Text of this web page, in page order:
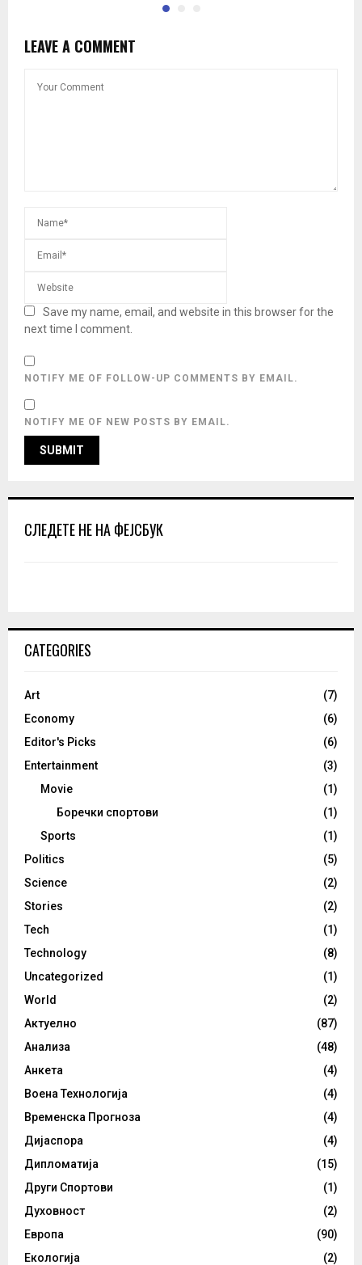
LEAVE A COMMENT
Save my name, email, and website in this browser for the
next time I comment.
NOTIFY ME OF FOLLOW-UP COMMENTS BY EMAIL.
NOTIFY ME OF NEW POSTS BY EMAIL.
СЛЕДЕТЕ НЕ НА ФЕЈСБУК
CATEGORIES
Art
(7)
Economy
(6)
Editor's Picks
(6)
Entertainment
(3)
Movie
(1)
Боречки спортови
(1)
Sports
(1)
Politics
(5)
Science
(2)
Stories
(2)
Tech
(1)
Technology
(8)
Uncategorized
(1)
World
(2)
Актуелно
(87)
Анализа
(48)
Анкета
(4)
Воена Технологија
(4)
Временска Прогноза
(4)
Дијаспора
(4)
Дипломатија
(15)
Други Спортови
(1)
Духовност
(2)
Европа
(90)
Екологија
(2)